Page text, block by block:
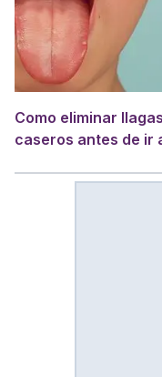
Como eliminar
caseros antes de ir